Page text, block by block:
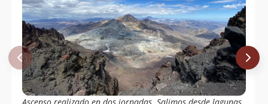
15/02/20
Pablo Riquelme
Cristian Irribarra
02/01/20
Marcelo Maldonado
02/11/19 Juan Carlos Salas Arriagada
01/11/19 Pablo Hernandez